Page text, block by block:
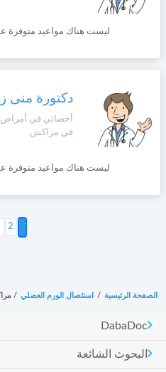
ليست هناك مواعيد متوفرة
دكتورة منى
أخصائي في أمراض
في مراكش
ليست هناك مواعيد متوفرة
2التالي >
الصفحة الرئيسية / استئصال الورم العضلي /
DabaDoc
البحوث الشائعة